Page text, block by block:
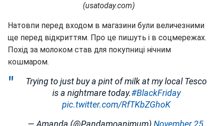
(usatoday.com)
Натовпи перед входом в магазини були величезними
ще перед відкриттям. Про це пишуть і в соцмережах.
Похід за молоком став для покупниці нічним
кошмаром.
Trying to just buy a pint of milk at my local Tesco
is a nightmare today.#BlackFriday
pic.twitter.com/RfTKbZGhoK
— Amanda (@Pandamoanimum) November 25,